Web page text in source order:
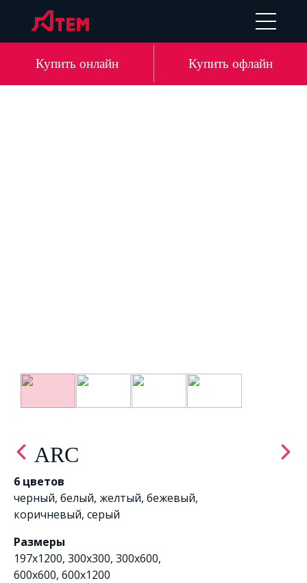
DE LV
Купить онлайн Купить офлайн
ARC
6 цветов
черный, белый, желтый, бежевый,
коричневый, серый
Размеры
197x1200, 300х300, 300x600,
600x600, 600x1200